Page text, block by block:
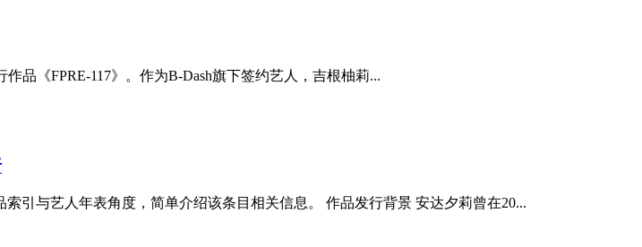
品《FPRE-117》。作为B-Dash旗下签约艺人，吉根柚莉...
引与艺人年表角度，简单介绍该条目相关信息。 作品发行背景 安达夕莉曾在20...